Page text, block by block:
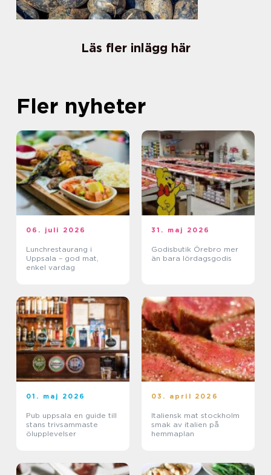
Läs fler inlägg här
Fler nyheter
06. juli 2026
Lunchrestaurang i
Uppsala – god mat,
enkel vardag
31. maj 2026
Godisbutik Örebro mer
än bara lördagsgodis
01. maj 2026
Pub uppsala en guide till
stans trivsammaste
ölupplevelser
03. april 2026
Italiensk mat stockholm
smak av italien på
hemmaplan